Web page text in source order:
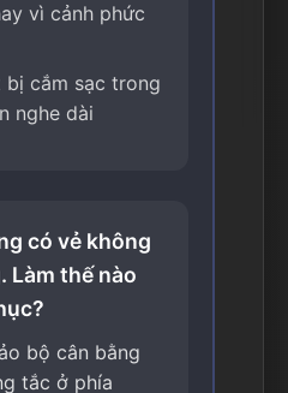
vì cảnh phức
bị cắm sạc trong
nghe dài
có vẻ không
Làm thế nào
bộ cân bằng
tắc ở phía